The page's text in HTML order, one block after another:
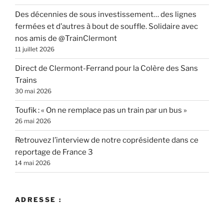
Des décennies de sous investissement… des lignes
fermées et d’autres à bout de souffle. Solidaire avec
nos amis de @TrainClermont
11 juillet 2026
Direct de Clermont-Ferrand pour la Colère des Sans
Trains
30 mai 2026
Toufik : « On ne remplace pas un train par un bus »
26 mai 2026
Retrouvez l’interview de notre coprésidente dans ce
reportage de France 3
14 mai 2026
ADRESSE :